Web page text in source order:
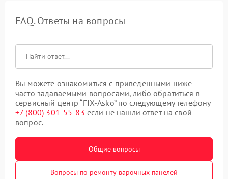
FAQ. Ответы на вопросы
Вы можете ознакомиться с приведенными ниже
часто задаваемыми вопросами, либо обратиться в
сервисный центр “FIX-Asko” по следующему телефону
+7 (800) 301-55-83 если не нашли ответ на свой
вопрос.
Общие вопросы
Вопросы по ремонту варочных панелей